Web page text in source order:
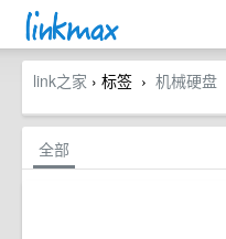
link之家 › 标签 › 机械硬盘
全部